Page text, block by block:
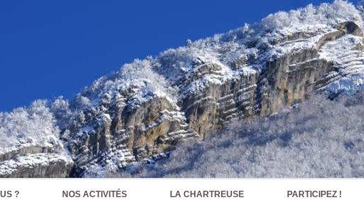
? NOS ACTIVITÉS LA CHARTREUSE PARTICIPEZ !